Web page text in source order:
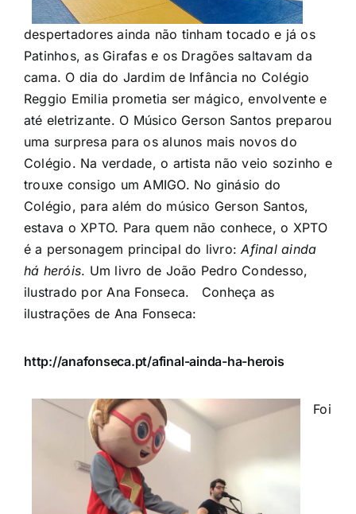
despertadores ainda não tinham tocado e já os
Patinhos, as Girafas e os Dragões saltavam da
cama. O dia do Jardim de Infância no Colégio
Reggio Emilia prometia ser mágico, envolvente e
até eletrizante. O Músico Gerson Santos preparou
uma surpresa para os alunos mais novos do
Colégio. Na verdade, o artista não veio sozinho e
trouxe consigo um AMIGO. No ginásio do
Colégio, para além do músico Gerson Santos,
estava o XPTO. Para quem não conhece, o XPTO
é a personagem principal do livro:Afinal ainda
há heróis. Um livro de João Pedro Condesso,
ilustrado por Ana Fonseca. Conheça as
ilustrações de Ana Fonseca:
http://anafonseca.pt/afinal-ainda-ha-herois
Foi